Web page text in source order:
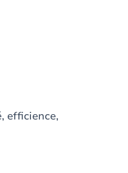
efficience,